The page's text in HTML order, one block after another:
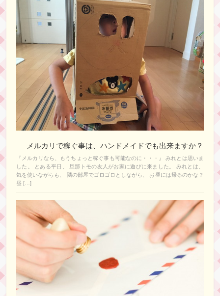
メルカリで稼ぐ事は、ハンドメイドでも出来ますか？
『メルカリなら、もうちょっと稼ぐ事も可能なのに・・・』 みれとは思いま
した。 とある平日、 旦那トモの友人がお家に遊びに来ました。 みれとは、
気を使いながらも、 隣の部屋でゴロゴロとしながら、 お昼には帰るのかな？
昼 […]